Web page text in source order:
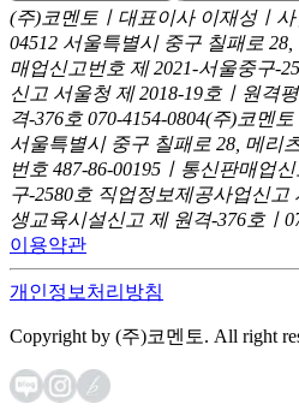
(주)코멘토ㅣ대표이사 이재성ㅣ사
04512 서울특별시 중구 칠패로
매업신고번호 제 2021-서울중구-
신고 서울청 제 2018-19호ㅣ원격
격-376호 070-4154-0804(주)코멘
서울특별시 중구 칠패로 28, 메리
번호 487-86-00195ㅣ통신판매업
구-2580호 직업정보제공사업신고
생교육시설신고 제 원격-376호ㅣ
이용약관
개인정보처리방침
Copyright by (주)코멘토. All right